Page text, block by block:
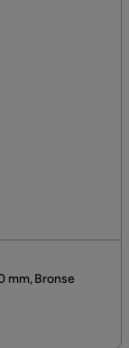
mm, Bronse